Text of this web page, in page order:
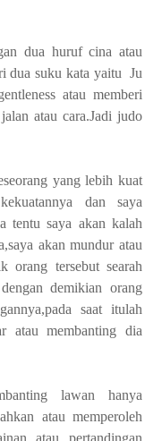
dua huruf cina atau
dua suku kata yaitu Ju
atau memberi
atau cara.Jadi judo
yang lebih kuat
dan saya
tentu saya akan kalah
akan mundur atau
orang tersebut searah
demikian orang
saat itulah
atau membanting dia
lawan hanya
atau memperoleh
atau pertandingan